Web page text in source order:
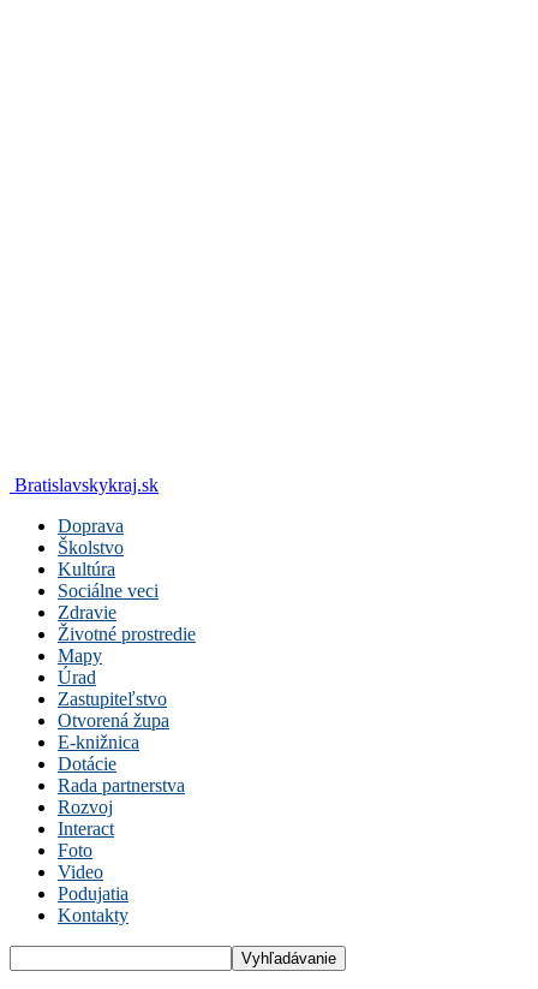
Bratislavskykraj.sk
Doprava
Školstvo
Kultúra
Sociálne veci
Zdravie
Životné prostredie
Mapy
Úrad
Zastupiteľstvo
Otvorená župa
E-knižnica
Dotácie
Rada partnerstva
Rozvoj
Interact
Foto
Video
Podujatia
Kontakty